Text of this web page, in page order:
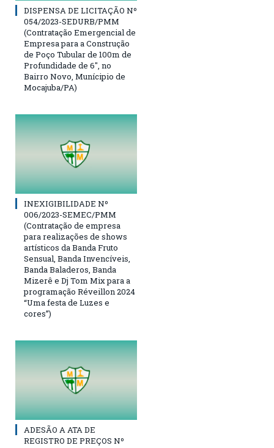
DISPENSA DE LICITAÇÃO Nº
054/2023-SEDURB/PMM
(Contratação Emergencial de
Empresa para a Construção
de Poço Tubular de 100m de
Profundidade de 6″, no
Bairro Novo, Munícipio de
Mocajuba/PA)
INEXIGIBILIDADE Nº
006/2023-SEMEC/PMM
(Contratação de empresa
para realizações de shows
artísticos da Banda Fruto
Sensual, Banda Invencíveis,
Banda Baladeros, Banda
Mizerê e Dj Tom Mix para a
programação Réveillon 2024
“Uma festa de Luzes e
cores”)
ADESÃO A ATA DE
REGISTRO DE PREÇOS Nº